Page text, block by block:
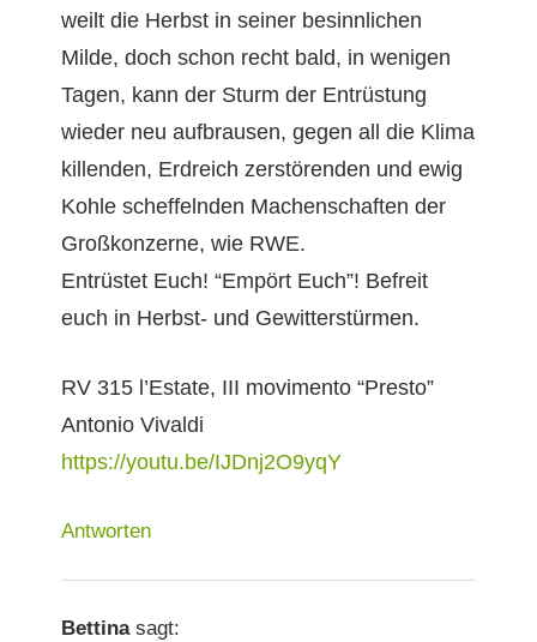
weilt die Herb­st in sein­er besinnlichen
Milde, doch schon recht bald, in weni­gen
Tagen, kann der Sturm der Entrüs­tung
wieder neu auf­brausen, gegen all die Kli­ma
kil­len­den, Erdre­ich zer­stören­den und ewig
Kohle schef­fel­nden Machen­schaften der
Großkonz­erne, wie RWE.
Entrüstet Euch! “Empört Euch”! Befre­it
euch in Herb­st- und Gewitterstürmen.
RV 315 l’Es­tate, III movi­men­to “Presto”
Anto­nio Vivaldi
https://youtu.be/IJDnj2O9yqY
Antworten
Bettina sagt: